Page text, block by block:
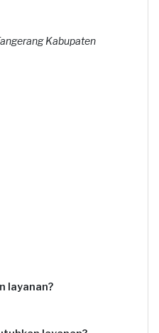
Kabupaten
layanan?